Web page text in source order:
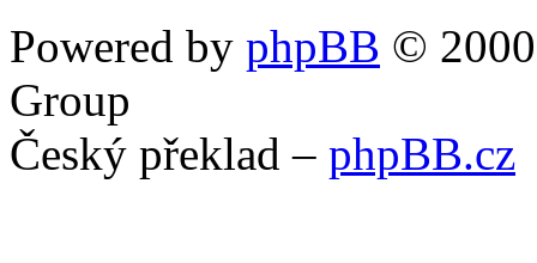
Powered by phpBB ©
Group
Český překlad – phpBB.cz